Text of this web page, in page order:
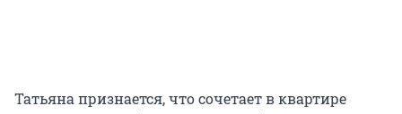
Татьяна признается, что сочетает в квартире